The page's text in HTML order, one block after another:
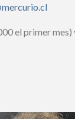
el primer mes) y